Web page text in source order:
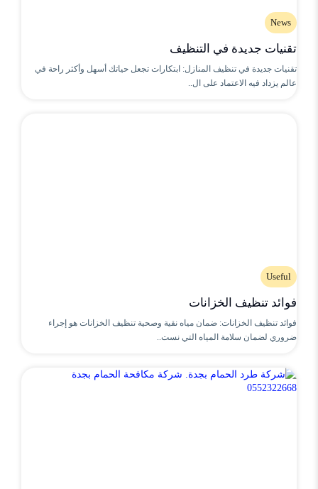
News
تقنيات جديدة في التنظيف
تقنيات جديدة في تنظيف المنازل: ابتكارات تجعل حياتك أسهل وأكثر راحة في
عالم يزداد فيه الاعتماد على ال..
Useful
فوائد تنظيف الخزانات
فوائد تنظيف الخزانات: ضمان مياه نقية وصحية تنظيف الخزانات هو إجراء
ضروري لضمان سلامة المياه التي نست..